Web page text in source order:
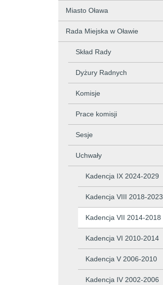
Miasto Oława
Rada Miejska w Oławie
Skład Rady
Dyżury Radnych
Komisje
Prace komisji
Sesje
Uchwały
Kadencja IX 2024-2029
Kadencja VIII 2018-2023
Kadencja VII 2014-2018
Kadencja VI 2010-2014
Kadencja V 2006-2010
Kadencja IV 2002-2006